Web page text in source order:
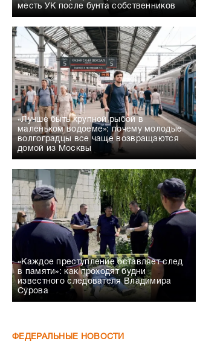
месть УК после бунта собственников
«Лучше быть крупной рыбой в
маленьком водоеме»: почему молодые
волгоградцы все чаще возвращаются
домой из Москвы
«Каждое преступление оставляет след
в памяти»: как проходят будни
известного следователя Владимира
Сурова
ФЕДЕРАЛЬНЫЕ НОВОСТИ